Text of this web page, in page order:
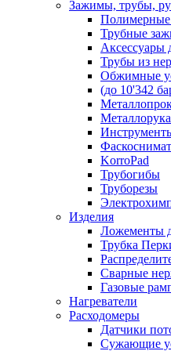
Зажимы, трубы,
Полимерные
Трубные
Аксессуары
Трубы из
Обжимные
(до 10'342
KorroPad
Трубогибы
Труборезы
Изделия
Ложементы
Трубка
Сварные
Газовые
Нагреватели
Расходомеры
Датчики
Сужающие